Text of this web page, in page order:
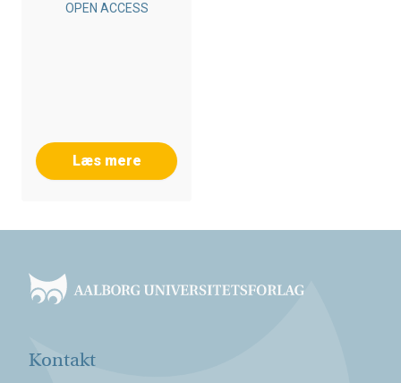
OPEN ACCESS
Læs mere
Kontakt